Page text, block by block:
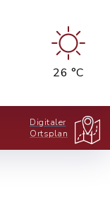
26 °C
Digitaler
Ortsplan